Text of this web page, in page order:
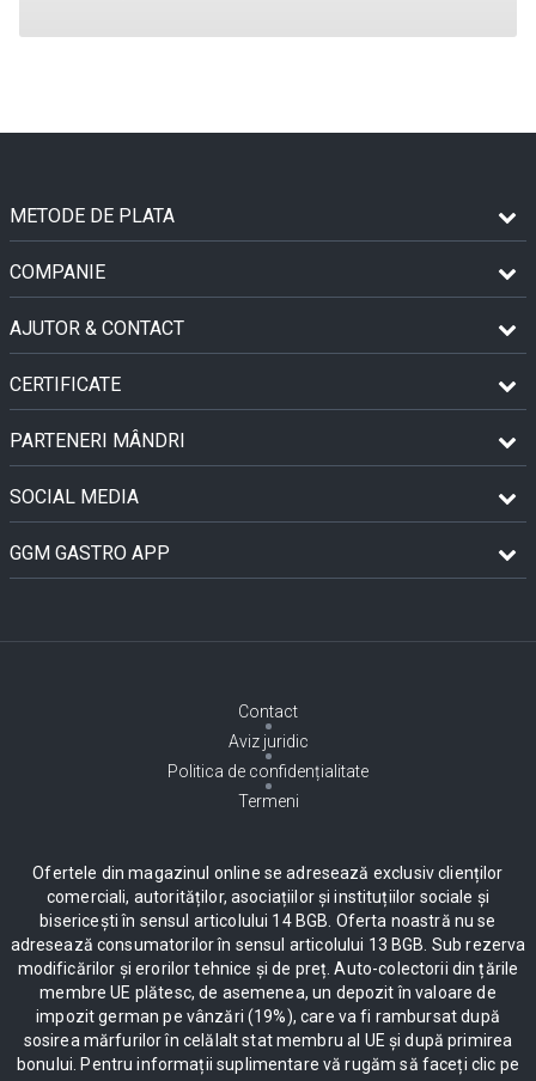
METODE DE PLATA
COMPANIE
AJUTOR & CONTACT
CERTIFICATE
PARTENERI MÂNDRI
SOCIAL MEDIA
GGM GASTRO APP
Contact
Aviz juridic
Politica de confidențialitate
Termeni
Ofertele din magazinul online se adresează exclusiv clienților
comerciali, autorităților, asociațiilor și instituțiilor sociale și
bisericești în sensul articolului 14 BGB. Oferta noastră nu se
adresează consumatorilor în sensul articolului 13 BGB. Sub rezerva
modificărilor și erorilor tehnice și de preț. Auto-colectorii din țările
membre UE plătesc, de asemenea, un depozit în valoare de
impozit german pe vânzări (19%), care va fi rambursat după
sosirea mărfurilor în celălalt stat membru al UE și după primirea
bonului. Pentru informații suplimentare vă rugăm să faceți clic pe